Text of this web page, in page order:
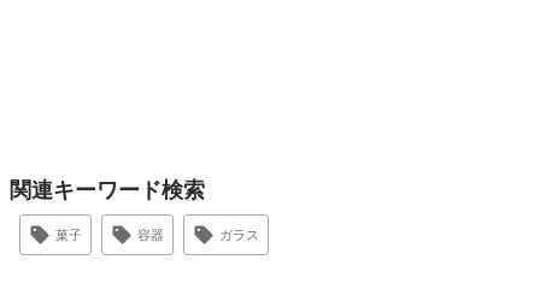
関連キーワード検索
菓子 容器 ガラス